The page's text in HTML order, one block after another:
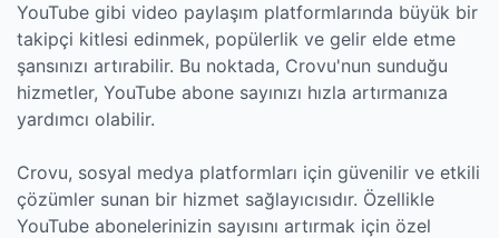
YouTube gibi video paylaşım platformlarında büyük bir
takipçi kitlesi edinmek, popülerlik ve gelir elde etme
şansınızı artırabilir. Bu noktada, Crovu'nun sunduğu
hizmetler, YouTube abone sayınızı hızla artırmanıza
yardımcı olabilir.
Crovu, sosyal medya platformları için güvenilir ve etkili
çözümler sunan bir hizmet sağlayıcısıdır. Özellikle
YouTube abonelerinizin sayısını artırmak için özel